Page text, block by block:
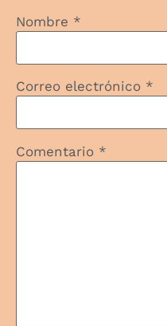
Nombre *
Correo electrónico *
Comentario *